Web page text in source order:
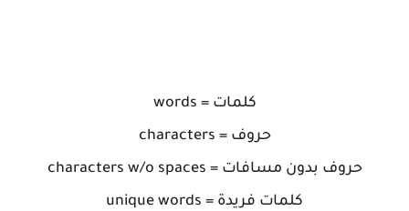
words = كلمات
characters = حروف
characters w/o spaces = حروف بدون مسافات
unique words = كلمات فريدة